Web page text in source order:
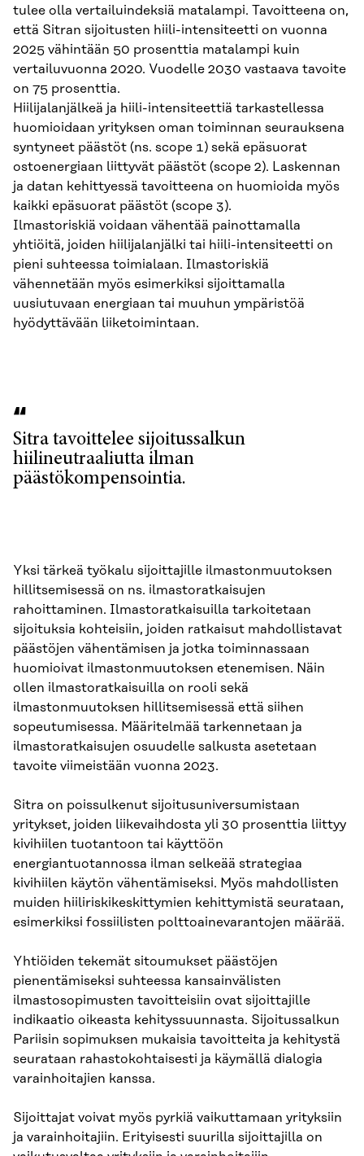
tulee olla vertailuindeksiä matalampi. Tavoitteena on,
että Sitran sijoitusten hiili-intensiteetti on vuonna
2025 vähintään 50 prosenttia matalampi kuin
vertailuvuonna 2020. Vuodelle 2030 vastaava tavoite
on 75 prosenttia.
Hiilijalanjälkeä ja hiili-intensiteettiä tarkastellessa
huomioidaan yrityksen oman toiminnan seurauksena
syntyneet päästöt (ns. scope 1) sekä epäsuorat
ostoenergiaan liittyvät päästöt (scope 2). Laskennan
ja datan kehittyessä tavoitteena on huomioida myös
kaikki epäsuorat päästöt (scope 3).
Ilmastoriskiä voidaan vähentää painottamalla
yhtiöitä, joiden hiilijalanjälki tai hiili-intensiteetti on
pieni suhteessa toimialaan. Ilmastoriskiä
vähennetään myös esimerkiksi sijoittamalla
uusiutuvaan energiaan tai muuhun ympäristöä
hyödyttävään liiketoimintaan.
Sitra tavoittelee sijoitussalkun
hiilineutraaliutta ilman
päästökompensointia.
Yksi tärkeä työkalu sijoittajille ilmastonmuutoksen
hillitsemisessä on ns. ilmastoratkaisujen
rahoittaminen. Ilmastoratkaisuilla tarkoitetaan
sijoituksia kohteisiin, joiden ratkaisut mahdollistavat
päästöjen vähentämisen ja jotka toiminnassaan
huomioivat ilmastonmuutoksen etenemisen. Näin
ollen ilmastoratkaisuilla on rooli sekä
ilmastonmuutoksen hillitsemisessä että siihen
sopeutumisessa. Määritelmää tarkennetaan ja
ilmastoratkaisujen osuudelle salkusta asetetaan
tavoite viimeistään vuonna 2023.
Sitra on poissulkenut sijoitusuniversumistaan
yritykset, joiden liikevaihdosta yli 30 prosenttia liittyy
kivihiilen tuotantoon tai käyttöön
energiantuotannossa ilman selkeää strategiaa
kivihiilen käytön vähentämiseksi. Myös mahdollisten
muiden hiiliriskikeskittymien kehittymistä seurataan,
esimerkiksi fossiilisten polttoainevarantojen määrää.
Yhtiöiden tekemät sitoumukset päästöjen
pienentämiseksi suhteessa kansainvälisten
ilmastosopimusten tavoitteisiin ovat sijoittajille
indikaatio oikeasta kehityssuunnasta. Sijoitussalkun
Pariisin sopimuksen mukaisia tavoitteita ja kehitystä
seurataan rahastokohtaisesti ja käymällä dialogia
varainhoitajien kanssa.
Sijoittajat voivat myös pyrkiä vaikuttamaan yrityksiin
ja varainhoitajiin. Erityisesti suurilla sijoittajilla on